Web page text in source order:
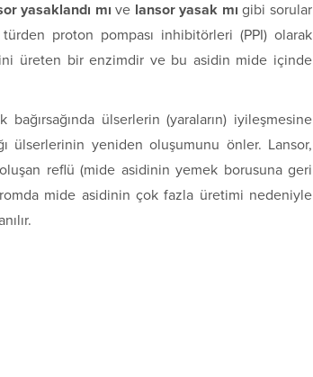
yasaklandı mı ve lansor yasak mı gibi sorular
proton pompası inhibitörleri (PPI) olarak
üreten bir enzimdir ve bu asidin mide içinde
ülserlerin (yaraların) iyileşmesine
ülserlerinin yeniden oluşumunu önler. Lansor,
reflü (mide asidinin yemek borusuna geri
mide asidinin çok fazla üretimi nedeniyle